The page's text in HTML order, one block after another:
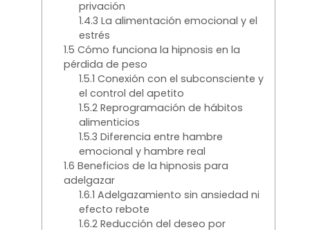
privación
1.4.3 La alimentación emocional y el
estrés
1.5 Cómo funciona la hipnosis en la
pérdida de peso
1.5.1 Conexión con el subconsciente y
el control del apetito
1.5.2Reprogramación de hábitos
alimenticios
1.5.3 Diferencia entre hambre
emocional y hambre real
1.6 Beneficios de la hipnosis para
adelgazar
1.6.1 Adelgazamiento sin ansiedad ni
efecto rebote
1.6.2Reducción del deseo por